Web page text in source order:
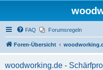
FAQ Forumsregeln
Foren-Übersicht
woodworking.de -